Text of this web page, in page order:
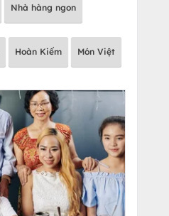
Nhà hàng ngon
Hoàn Kiếm Món Việt